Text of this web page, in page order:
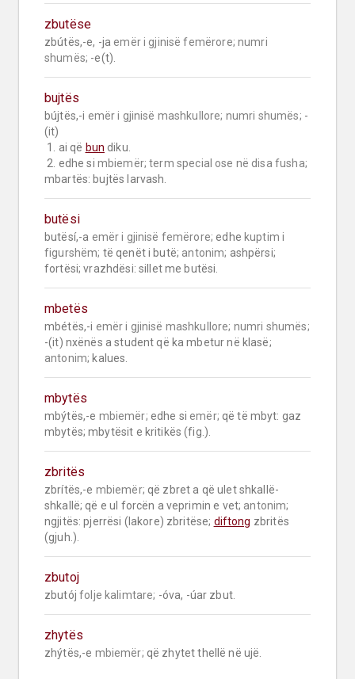
zbutëse
zbútës,-e, -ja emër i gjinisë femërore; numri
shumës; -e(t).
bujtës
bújtës,-i emër i gjinisë mashkullore; numri shumës; -
(it)
1. ai që bun diku.
2. edhe si mbiemër; term special ose në disa fusha;
mbartës: bujtës larvash.
butësi
butësí,-a emër i gjinisë femërore; edhe kuptim i
figurshëm; të qenët i butë; antonim; ashpërsi;
fortësi; vrazhdësi: sillet me butësi.
mbetës
mbétës,-i emër i gjinisë mashkullore; numri shumës;
antonim; kalues.
mbytës
mbýtës,-e mbiemër; edhe si emër; që të mbyt: gaz
mbytës; mbytësit e kritikës (fig.).
zbritës
zbrítës,-e mbiemër; që zbret a që ulet shkallë-
shkallë; që e ul forcën a veprimin e vet; antonim;
ngjitës: pjerrësi (lakore) zbritëse; diftong zbritës
(gjuh.).
zbutoj
zbutój folje kalimtare; -óva, -úar zbut.
zhytës
zhýtës,-e mbiemër; që zhytet thellë në ujë.